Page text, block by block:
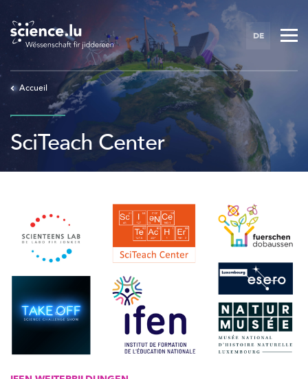
main
content
DE
Accueil
SciTeach Center